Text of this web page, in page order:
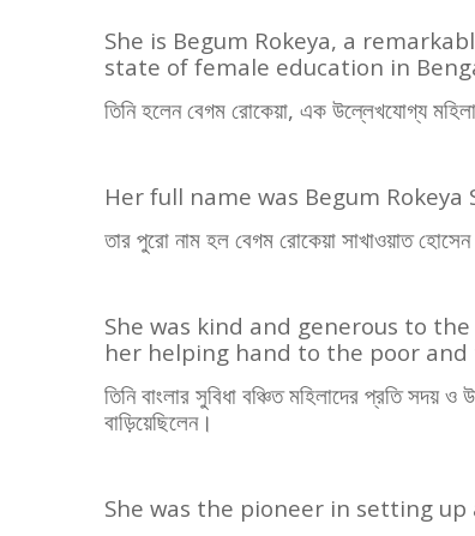
She is Begum Rokeya, a
state of female education in
তিনি হলেন বেগম রোকেয়া, এক উল্লেখযোগ্য মহিলা
Her full name was Begum Rokeya
তার পুরো নাম হল বেগম রোকেয়া সাখাওয়াত
She was kind and generous to
her helping hand to the poor and
তিনি বাংলার সুবিধা বঞ্চিত মহিলাদের প্রতি সদয়
বাড়িয়েছিলেন।
She was the pioneer in setting